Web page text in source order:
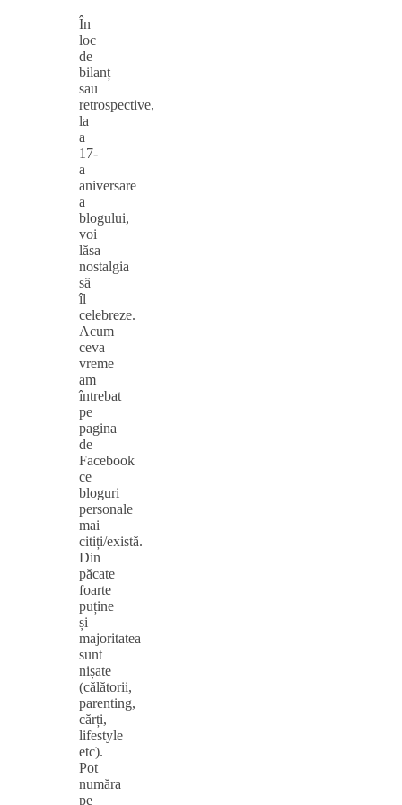
În
loc
de
bilanț
sau
retrospective,
la
a
17-
a
aniversare
a
blogului,
voi
lăsa
nostalgia
să
îl
celebreze.
Acum
ceva
vreme
am
întrebat
pe
pagina
de
Facebook
ce
bloguri
personale
mai
citiți/există.
Din
păcate
foarte
puține
și
majoritatea
sunt
nișate
(călătorii,
parenting,
cărți,
lifestyle
etc).
Pot
număra
pe